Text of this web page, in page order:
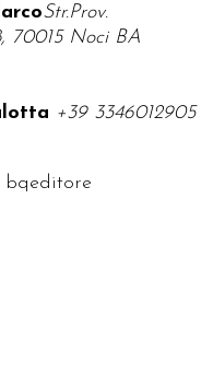
Str.Prov.
70015 Noci BA
+39 3346012905
bqeditore